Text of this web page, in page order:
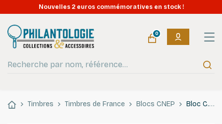
Nouvelles 2 euros commémoratives en stock !
0
Timbres Timbres de France Blocs CNEP Bloc C.N.E.P. N°1 Alsatec 1980 neuf**.